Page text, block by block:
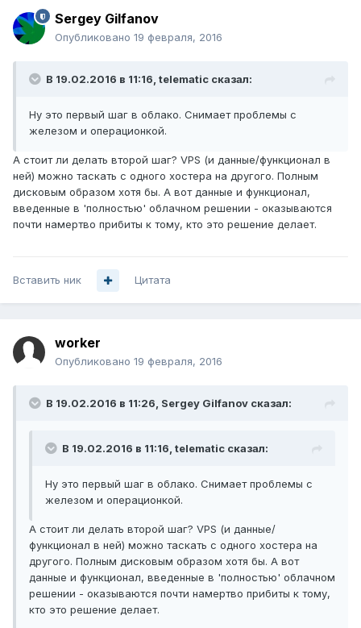
Sergey Gilfanov
Опубликовано 19 февраля, 2016
В 19.02.2016 в 11:16, telematic сказал:
Ну это первый шаг в облако. Снимает проблемы с
железом и операционкой.
А стоит ли делать второй шаг? VPS (и данные/функционал в
ней) можно таскать с одного хостера на другого. Полным
дисковым образом хотя бы. А вот данные и функционал,
введенные в 'полностью' облачном решении - оказываются
почти намертво прибиты к тому, кто это решение делает.
Вставить ник Цитата
worker
Опубликовано 19 февраля, 2016
В 19.02.2016 в 11:26, Sergey Gilfanov сказал:
В 19.02.2016 в 11:16, telematic сказал:
Ну это первый шаг в облако. Снимает проблемы с
железом и операционкой.
А стоит ли делать второй шаг? VPS (и данные/
функционал в ней) можно таскать с одного хостера на
другого. Полным дисковым образом хотя бы. А вот
данные и функционал, введенные в 'полностью' облачном
решении - оказываются почти намертво прибиты к тому,
кто это решение делает.